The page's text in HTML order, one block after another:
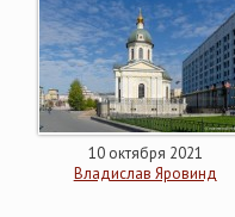
10 октября 2021
Владислав Яровинд